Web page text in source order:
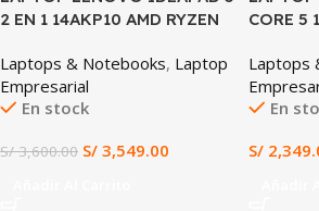
2 EN 1 14AKP10 AMD RYZEN
14″ WUXGA IPS
TOUCHSCREEN WINDOWS 11
(Lenovo IdeaPad 5 2-in-1
Laptops & Notebooks, Laptop
Empresarial
En stock
S/3,600.00 S/ 3,549.00
CORE 5
Laptops
En
S/